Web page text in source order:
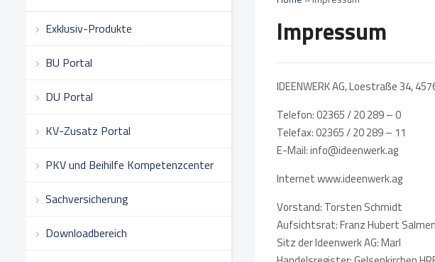
Exklusiv-Produkte
BU Portal
DU Portal
KV-Zusatz Portal
PKV und Beihilfe Kompetenzcenter
Sachversicherung
Downloadbereich
Impressum
IDEENWERK AG, Loestraße 34,
Telefon: 02365 / 20 289 – 0
Telefax: 02365 / 20 289 – 11
E-Mail: info@ideenwerk.ag
Internet www.ideenwerk.ag
Vorstand: Torsten Schmidt
Aufsichtsrat: Franz Hubert
Sitz der Ideenwerk AG: Marl